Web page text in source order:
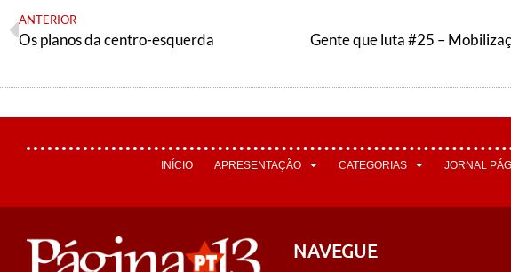
ANTERIOR
Os planos da centro-esquerda
INÍCIO APRESENTAÇÃO CATEGORIAS JORNAL
NAVEGUE